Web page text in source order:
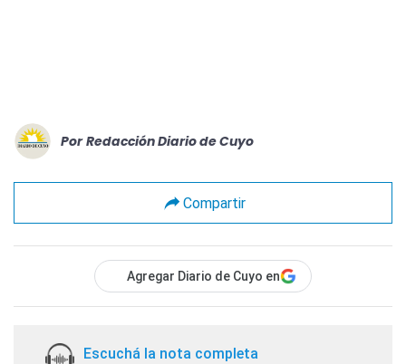
Por Redacción Diario de Cuyo
Compartir
Agregar Diario de Cuyo en
Escuchá la nota completa